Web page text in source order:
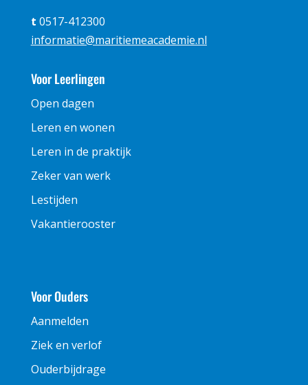
t 0517-412300
informatie@maritiemeacademie.nl
Voor Leerlingen
Open dagen
Leren en wonen
Leren in de praktijk
Zeker van werk
Lestijden
Vakantierooster
Voor Ouders
Aanmelden
Ziek en verlof
Ouderbijdrage